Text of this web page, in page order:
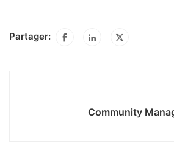
Partager:
Community